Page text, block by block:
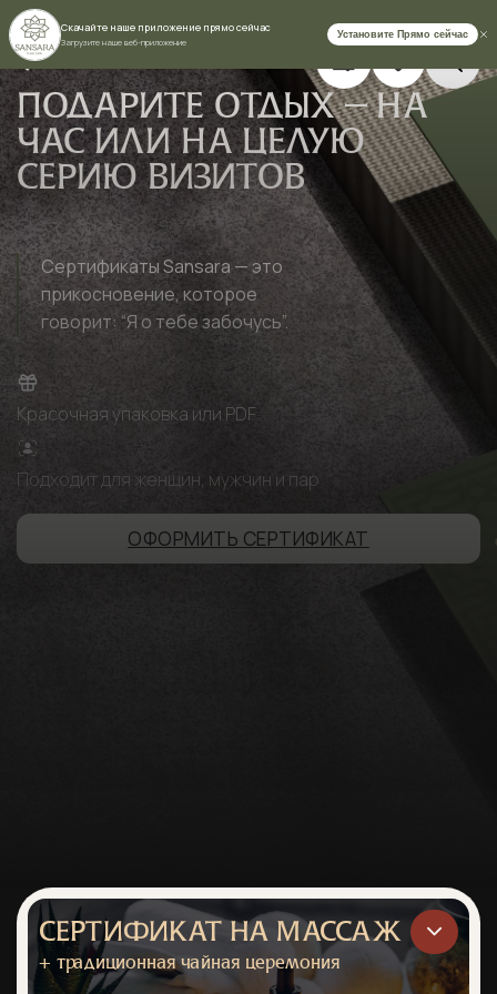
ПОДАРИТЕ ОТДЫХ — НА
ЧАС ИЛИ НА ЦЕЛУЮ
СЕРИЮ ВИЗИТОВ
Сертификаты Sansara — это
прикосновение, которое
говорит: “Я о тебе забочусь”.
Красочная упаковка или PDF
Подходит для женщин, мужчин и пар
ОФОРМИТЬ СЕРТИФИКАТ
СЕРТИФИКАТ НА МАССАЖ
+ традиционная чайная церемония
Выберите вариант сертификата:
Формат